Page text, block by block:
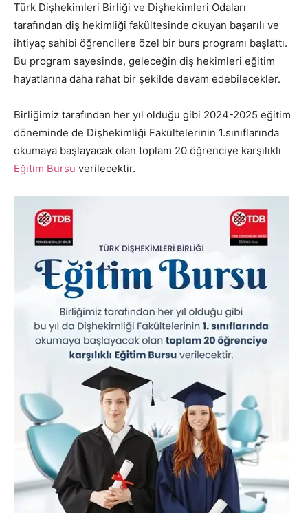
Türk Dişhekimleri Birliği ve Dişhekimleri Odaları
tarafından diş hekimliği fakültesinde okuyan başarılı ve
ihtiyaç sahibi öğrencilere özel bir burs programı başlattı.
Bu program sayesinde, geleceğin diş hekimleri eğitim
hayatlarına daha rahat bir şekilde devam edebilecekler.
Birliğimiz tarafından her yıl olduğu gibi 2024-2025 eğitim
döneminde de Dişhekimliği Fakültelerinin 1.sınıflarında
okumaya başlayacak olan toplam 20 öğrenciye karşılıklı
Eğitim Bursu verilecektir.